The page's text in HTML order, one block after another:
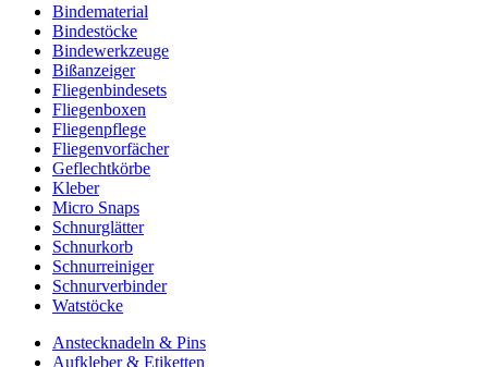
Bindematerial
Bindestöcke
Bindewerkzeuge
Bißanzeiger
Fliegenbindesets
Fliegenboxen
Fliegenpflege
Fliegenvorfächer
Geflechtkörbe
Kleber
Micro Snaps
Schnurglätter
Schnurkorb
Schnurreiniger
Schnurverbinder
Watstöcke
Anstecknadeln & Pins
Aufkleber & Etiketten